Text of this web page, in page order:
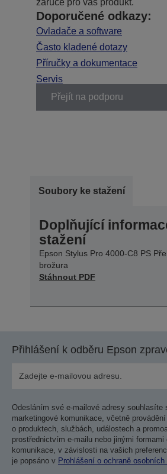
záruce pro váš produkt.
Doporučené odkazy:
Ovladače a software
Často kladené dotazy
Příručky a dokumentace
Servis
Přejít na podporu
Soubory ke stažení
Doplňující
stažení
Epson Stylus Pro 4000-C8 PS
brožura
Stáhnout PDF
Přihlášení k odběru Epson
Odesláním své e-mailové adresy souhlasíte
marketingové komunikace, včetně
o produktech, službách, událostech a
prostřednictvím e-mailu nebo jinými formami
komunikace, v závislosti na vašich
je popsáno v Prohlášení o ochraně